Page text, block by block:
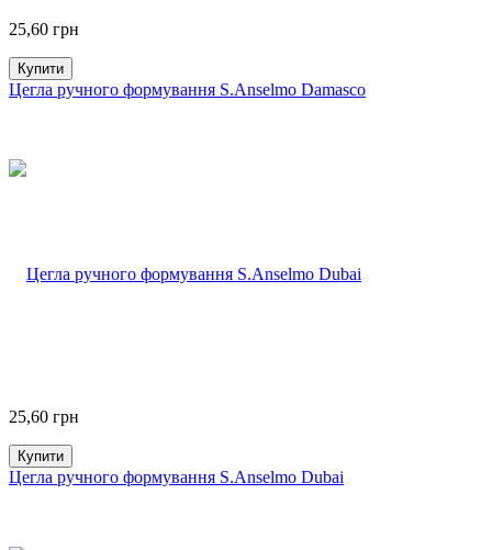
25,60 грн
Купити
Цегла ручного формування S.Anselmo Damasco
25,60 грн
Купити
Цегла ручного формування S.Anselmo Dubai